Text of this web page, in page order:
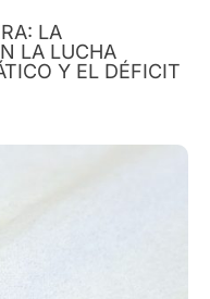
LA
LA LUCHA
Y EL DÉFICIT